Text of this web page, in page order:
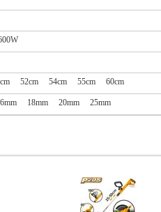
52cm 54cm 55cm 60cm
18mm 20mm 25mm